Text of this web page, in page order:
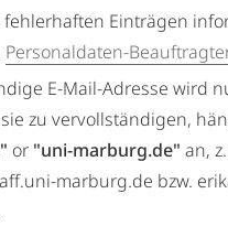
fehlerhaften Einträgen
Personaldaten-
E-Mail-Adresse wird
zu vervollständigen,
or "uni-marburg.de" an,
marburg.de bzw.